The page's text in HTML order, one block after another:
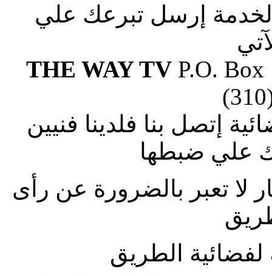
إرسل تبرعك علي
THE WAY TVP.O. Box
إتصل بنا فلدينا فنيين
علي ضبطها
لا تعبر بالضرورة عن رأى
الطريق